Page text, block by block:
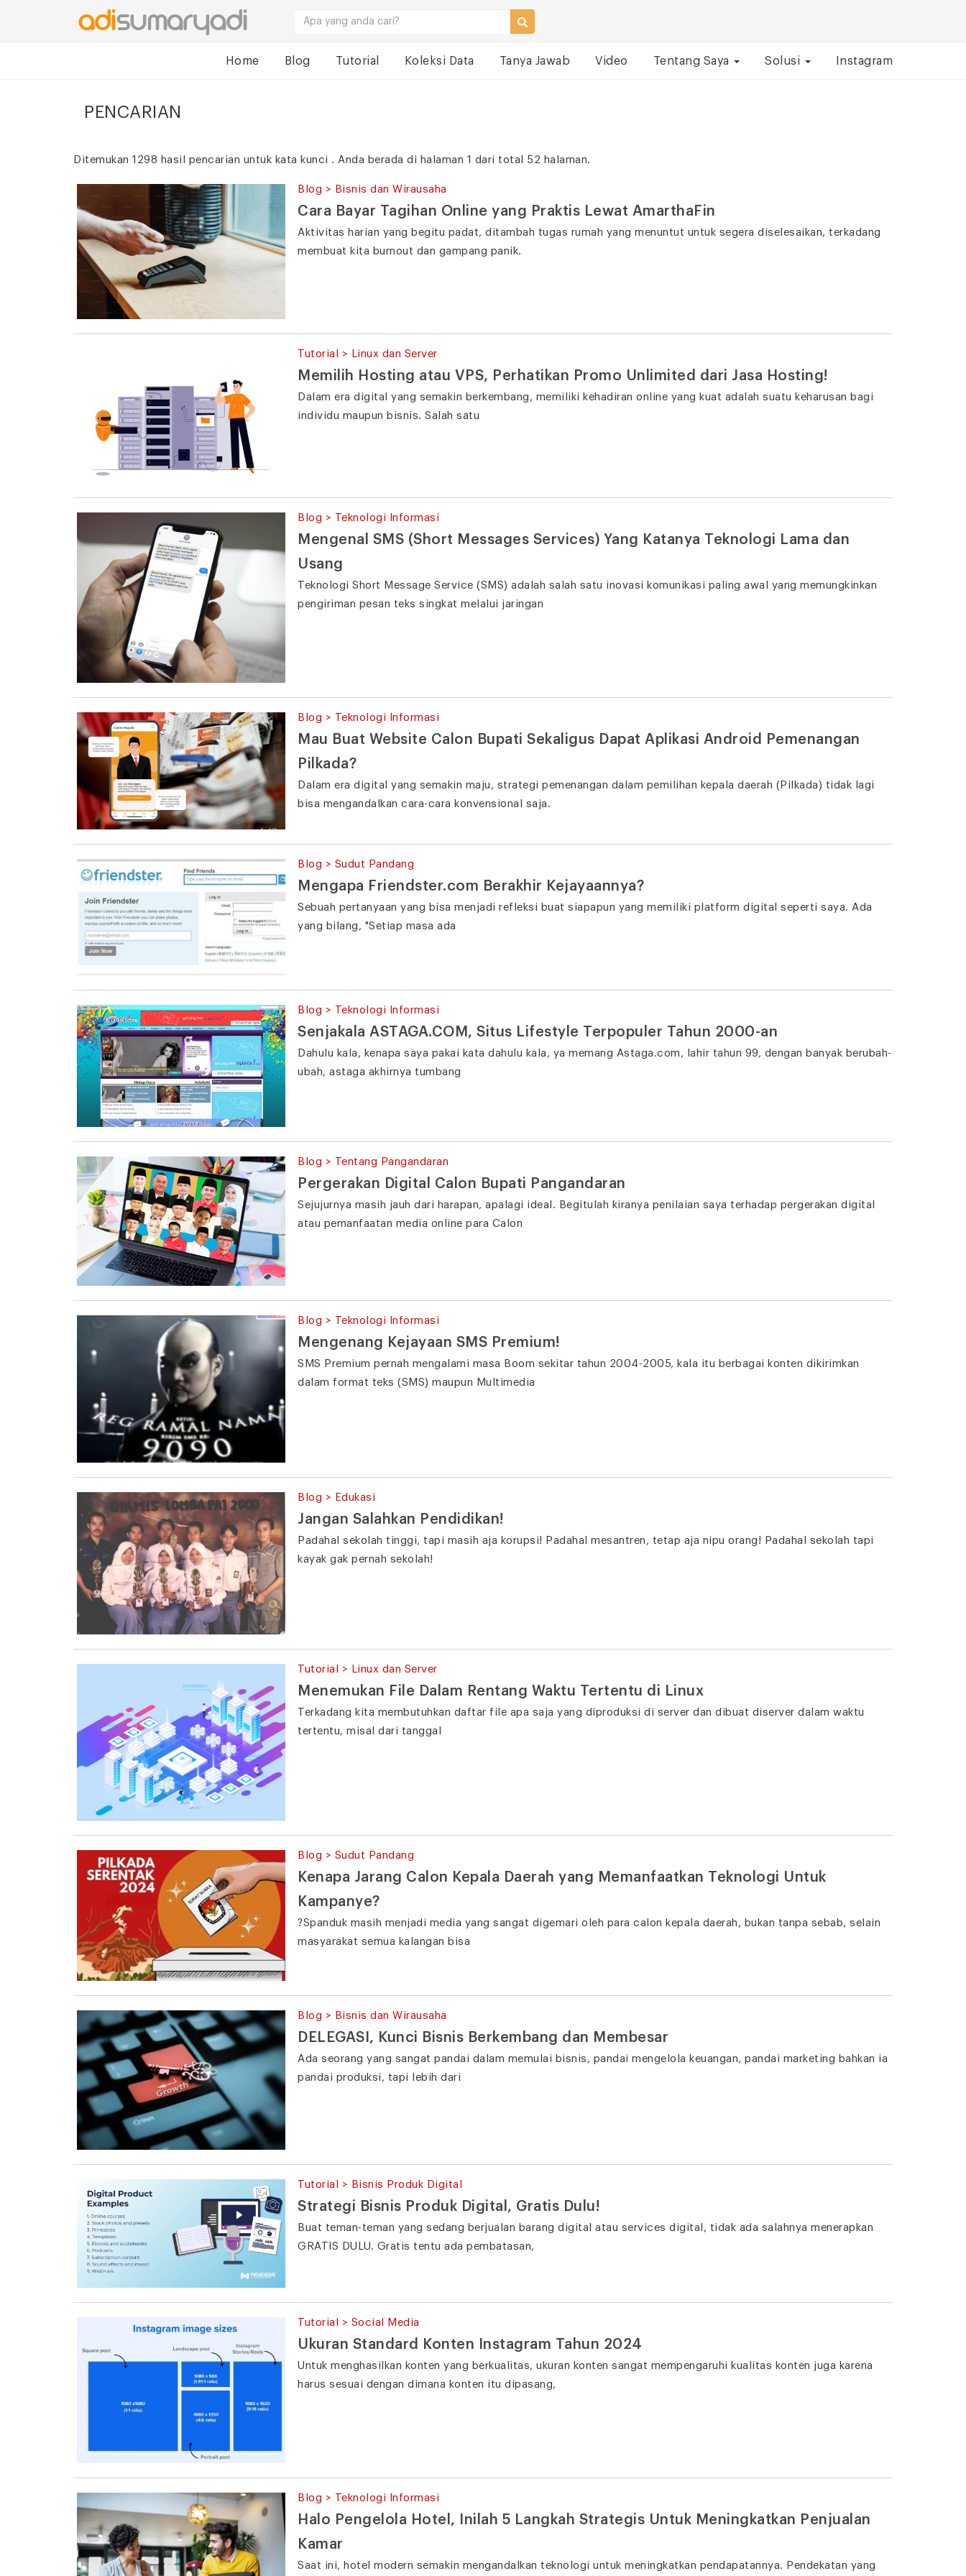
Home Blog Tutorial Koleksi Data Tanya Jawab Video Tentang Saya Solusi Instagram
PENCARIAN
Ditemukan 1298 hasil pencarian untuk kata kunci . Anda berada di halaman 1 dari total 52 halaman.
Blog > Bisnis dan Wirausaha
Cara Bayar Tagihan Online yang Praktis Lewat AmarthaFin
Aktivitas harian yang begitu padat, ditambah tugas rumah yang menuntut untuk segera diselesaikan, terkadang
membuat kita burnout dan gampang panik.
Tutorial > Linux dan Server
Memilih Hosting atau VPS, Perhatikan Promo Unlimited dari Jasa Hosting!
Dalam era digital yang semakin berkembang, memiliki kehadiran online yang kuat adalah suatu keharusan bagi
individu maupun bisnis. Salah satu
Blog > Teknologi Informasi
Mengenal SMS (Short Messages Services) Yang Katanya Teknologi Lama dan
Usang
Teknologi Short Message Service (SMS) adalah salah satu inovasi komunikasi paling awal yang memungkinkan
pengiriman pesan teks singkat melalui jaringan
Blog > Teknologi Informasi
Mau Buat Website Calon Bupati Sekaligus Dapat Aplikasi Android Pemenangan
Pilkada?
Dalam era digital yang semakin maju, strategi pemenangan dalam pemilihan kepala daerah (Pilkada) tidak lagi
bisa mengandalkan cara-cara konvensional saja.
Blog > Sudut Pandang
Mengapa Friendster.com Berakhir Kejayaannya?
Sebuah pertanyaan yang bisa menjadi refleksi buat siapapun yang memiliki platform digital seperti saya. Ada
yang bilang, "Setiap masa ada
Blog > Teknologi Informasi
Senjakala ASTAGA.COM, Situs Lifestyle Terpopuler Tahun 2000-an
Dahulu kala, kenapa saya pakai kata dahulu kala, ya memang Astaga.com, lahir tahun 99, dengan banyak berubah-
ubah, astaga akhirnya tumbang
Blog > Tentang Pangandaran
Pergerakan Digital Calon Bupati Pangandaran
Sejujurnya masih jauh dari harapan, apalagi ideal. Begitulah kiranya penilaian saya terhadap pergerakan digital
atau pemanfaatan media online para Calon
Blog > Teknologi Informasi
Mengenang Kejayaan SMS Premium!
SMS Premium pernah mengalami masa Boom sekitar tahun 2004-2005, kala itu berbagai konten dikirimkan
dalam format teks (SMS) maupun Multimedia
Blog > Edukasi
Jangan Salahkan Pendidikan!
Padahal sekolah tinggi, tapi masih aja korupsi! Padahal mesantren, tetap aja nipu orang! Padahal sekolah tapi
kayak gak pernah sekolah!
Tutorial > Linux dan Server
Menemukan File Dalam Rentang Waktu Tertentu di Linux
Terkadang kita membutuhkan daftar file apa saja yang diproduksi di server dan dibuat diserver dalam waktu
tertentu, misal dari tanggal
Blog > Sudut Pandang
Kenapa Jarang Calon Kepala Daerah yang Memanfaatkan Teknologi Untuk
Kampanye?
?Spanduk masih menjadi media yang sangat digemari oleh para calon kepala daerah, bukan tanpa sebab, selain
masyarakat semua kalangan bisa
Blog > Bisnis dan Wirausaha
DELEGASI, Kunci Bisnis Berkembang dan Membesar
Ada seorang yang sangat pandai dalam memulai bisnis, pandai mengelola keuangan, pandai marketing bahkan ia
pandai produksi, tapi lebih dari
Tutorial > Bisnis Produk Digital
Strategi Bisnis Produk Digital, Gratis Dulu!
Buat teman-teman yang sedang berjualan barang digital atau services digital, tidak ada salahnya menerapkan
GRATIS DULU. Gratis tentu ada pembatasan,
Tutorial > Social Media
Ukuran Standard Konten Instagram Tahun 2024
Untuk menghasilkan konten yang berkualitas, ukuran konten sangat mempengaruhi kualitas konten juga karena
harus sesuai dengan dimana konten itu dipasang,
Blog > Teknologi Informasi
Halo Pengelola Hotel, Inilah 5 Langkah Strategis Untuk Meningkatkan Penjualan
Kamar
Saat ini, hotel modern semakin mengandalkan teknologi untuk meningkatkan pendapatannya. Pendekatan yang